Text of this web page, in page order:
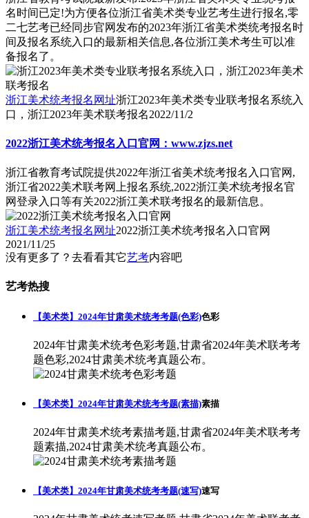
名时间已定!为方便各位浙江省美术类专业艺考生进行报名,零
二七艺考已经同步官网发布的2023年浙江省美术类统考报名时
间及报名系统入口的最新相关信息,各位浙江美术考生可以准
备报名了。
浙江美术统考报名网址浙江2023年美术类专业联考报名系统入
口，浙江2023年美术联考报名2022/11/2
2022浙江美术统考报名入口官网：www.zjzs.net
浙江省教育考试院提供2022年浙江省美术统考报名入口官网,
浙江省2022美术联考网上报名系统,2022浙江美术统考报名官
网登录入口等有关2022浙江美术联考报名的最新信息。
浙江美术统考报名网址2022浙江美术统考报名入口官网
2021/11/25
没有更多了？去看看其它艺考内容吧
艺考热搜
【美术类】2024年甘肃美术统考考题(色彩)色彩
2024年甘肃美术统考色彩考题,甘肃省2024年美术联考考
题色彩,2024甘肃美术统考真题公布。
【美术类】2024年甘肃美术统考考题(素描)素描
2024年甘肃美术统考素描考题,甘肃省2024年美术联考考
题素描,2024甘肃美术统考真题公布。
【美术类】2024年甘肃美术统考考题(速写)速写